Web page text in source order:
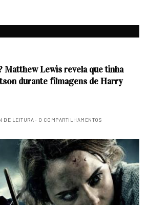
Matthew Lewis revela que tinha
durante filmagens de Harry
DE LEITURA 0 COMPARTILHAMENTOS